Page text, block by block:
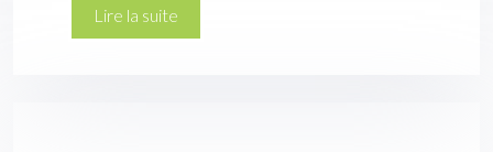
Lire la suite